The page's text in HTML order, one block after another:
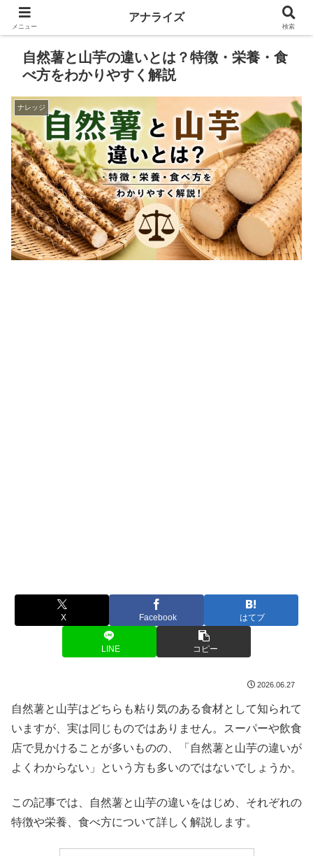
自然薯と山芋の違いとは？特徴・栄養・食
べ方をわかりやすく解説
ナレッジ
X Facebook はてブ
LINE コピー
2026.06.27
自然薯と山芋はどちらも粘り気のある食材として知られて
いますが、実は同じものではありません。スーパーや飲食
店で見かけることが多いものの、「自然薯と山芋の違いが
よくわからない」という方も多いのではないでしょうか。
この記事では、自然薯と山芋の違いをはじめ、それぞれの
特徴や栄養、食べ方について詳しく解説します。
メニュー
アナライズ
検索